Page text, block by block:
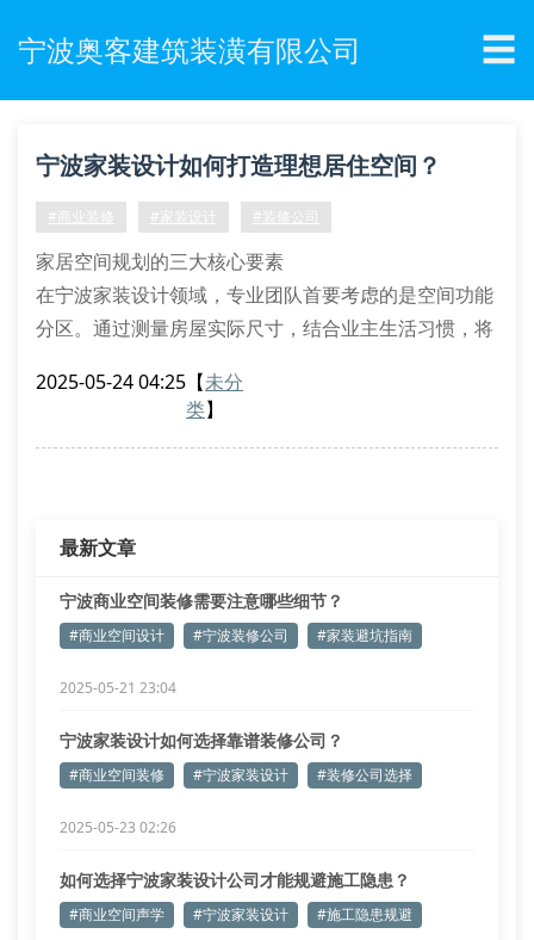
宁波奥客建筑装潢有限公司 ☰
宁波家装设计如何打造理想居住空间？
#商业装修 #家装设计 #装修公司
家居空间规划的三大核心要素
在宁波家装设计领域，专业团队首要考虑的是空间功能
分区。通过测量房屋实际尺寸，结合业主生活习惯，将
嵌入式柜体提升收纳效率，运用玻璃隔断实现空间通透
计方案会推荐低甲醛板材和净味涂料。在商业空间装
2025-05-24 04:25 【未分
类】
最新文章
宁波商业空间装修需要注意哪些细节？
#商业空间设计 #宁波装修公司 #家装避坑指南
2025-05-21 23:04
宁波家装设计如何选择靠谱装修公司？
#商业空间装修 #宁波家装设计 #装修公司选择
2025-05-23 02:26
如何选择宁波家装设计公司才能规避施工隐患？
#商业空间声学 #宁波家装设计 #施工隐患规避